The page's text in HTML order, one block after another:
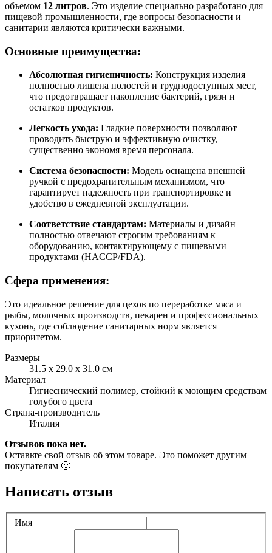
объемом 12 литров. Это изделие специально разработано для
пищевой промышленности, где вопросы безопасности и
санитарии являются критически важными.
Основные преимущества:
Абсолютная гигиеничность: Конструкция изделия
полностью лишена полостей и труднодоступных мест,
что предотвращает накопление бактерий, грязи и
остатков продуктов.
Легкость ухода: Гладкие поверхности позволяют
проводить быструю и эффективную очистку,
существенно экономя время персонала.
Система безопасности: Модель оснащена внешней
ручкой с предохранительным механизмом, что
гарантирует надежность при транспортировке и
удобство в ежедневной эксплуатации.
Соответствие стандартам: Материалы и дизайн
полностью отвечают строгим требованиям к
оборудованию, контактирующему с пищевыми
продуктами (HACCP/FDA).
Сфера применения:
Это идеальное решение для цехов по переработке мяса и
рыбы, молочных производств, пекарен и профессиональных
кухонь, где соблюдение санитарных норм является
приоритетом.
Размеры
31.5 x 29.0 x 31.0 см
Материал
Гигиеєнический полимер, стойкий к моющим средствам
голубого цвета
Страна-производитель
Италия
Отзывов пока нет.
Оставьте свой отзыв об этом товаре. Это поможет другим
покупателям 🙂
Написать отзыв
Имя